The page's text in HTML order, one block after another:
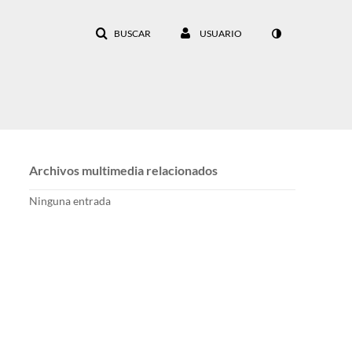
BUSCAR USUARIO
Archivos multimedia relacionados
Ninguna entrada